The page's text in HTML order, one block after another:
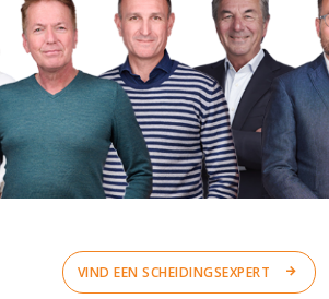
VIND EEN SCHEIDINGSEXPERT